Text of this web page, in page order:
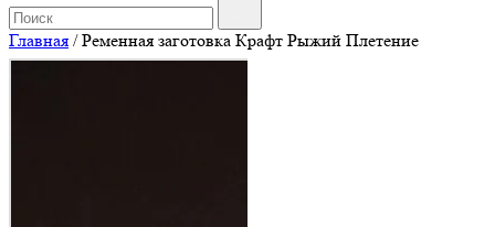
Главная /Ременная заготовка Крафт Рыжий Плетение